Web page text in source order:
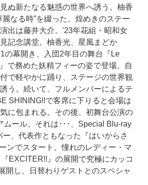
ぬ新たなる魅惑の世界へ誘う。柚香
麗なる時”を綴った、煌めきのステー
出は藤井大介。'23年花組・昭和女
記念講堂。柚香光、星風まどか
の幕開き、入団2年目の舞台『Le
で務めた妖精フィーの姿で登場。自
で軽やかに踊り、ステージの世界観
う。続いて、フルメンバーによるテ
SHINING!!で客席に下りると会場は
に包まれる。その後、初舞台公演の
ムール、それは･･･、Special Blu-ray
、代表作ともなった『はいからさ
ンでスタート。憧れのレディー・マ
EXCITER!!』の展開で究極にカッコ
開し、日替わりゲストとのスペシャ